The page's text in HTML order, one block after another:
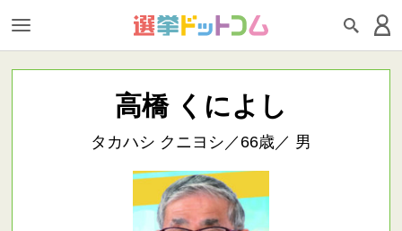
高橋 くによし
タカハシ クニヨシ／66歳／ 男